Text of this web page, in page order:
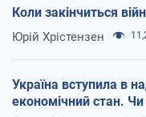
Коли закінчиться
Юрій Хрістензен
Україна вступила в
економічний стан. Чи